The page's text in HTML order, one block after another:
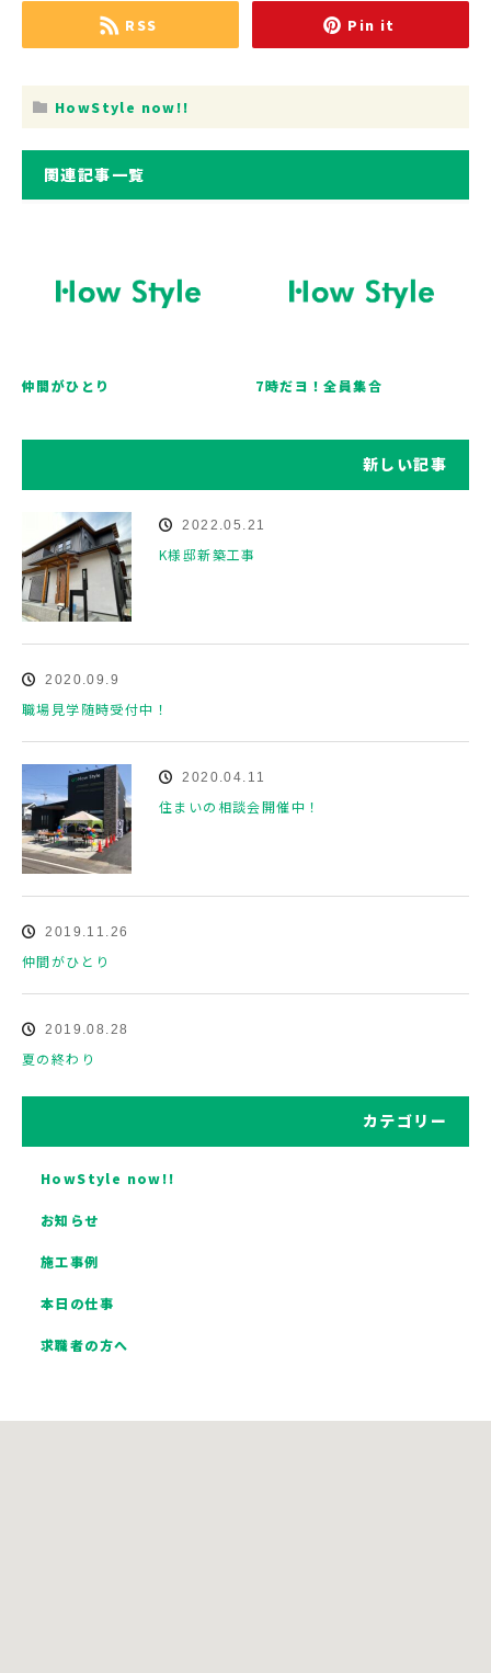
RSS Pin it
HowStyle now!!
関連記事一覧
仲間がひとり 7時だヨ！全員集合
新しい記事
2022.05.21
K様邸新築工事
2020.09.9
職場見学随時受付中！
2020.04.11
住まいの相談会開催中！
2019.11.26
仲間がひとり
2019.08.28
夏の終わり
カテゴリー
HowStyle now!!
お知らせ
施工事例
本日の仕事
求職者の方へ